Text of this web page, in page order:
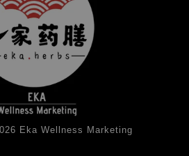
Eka Wellness Marketing